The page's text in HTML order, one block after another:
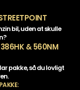
bil, uden at skulle
& 560NM
pakke, så du lovligt